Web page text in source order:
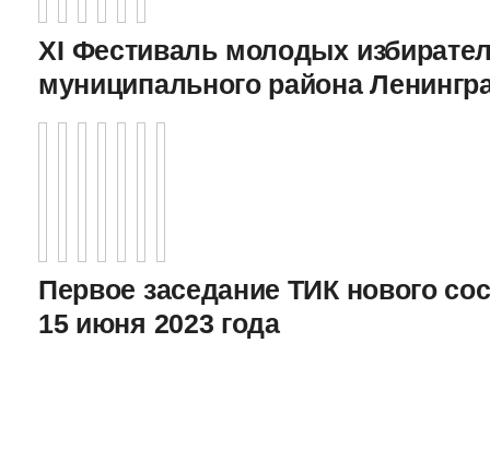
XI Фестиваль молодых
муниципального района
Первое заседание ТИК нового
15 июня 2023 года